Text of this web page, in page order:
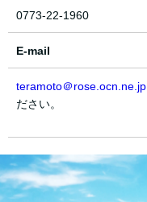
0773-22-1960
E-mail
teramoto＠rose.ocn.ne.jp
ださい。